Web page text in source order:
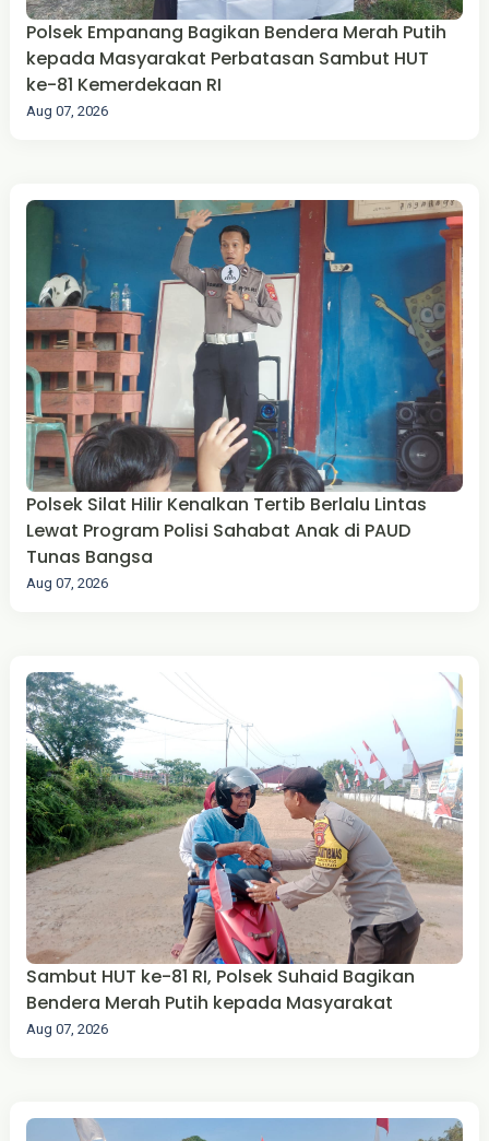
Polsek Empanang Bagikan Bendera Merah Putih
kepada Masyarakat Perbatasan Sambut HUT
ke-81 Kemerdekaan RI
Aug 07, 2026
Polsek Silat Hilir Kenalkan Tertib Berlalu Lintas
Lewat Program Polisi Sahabat Anak di PAUD
Tunas Bangsa
Aug 07, 2026
Sambut HUT ke-81 RI, Polsek Suhaid Bagikan
Bendera Merah Putih kepada Masyarakat
Aug 07, 2026